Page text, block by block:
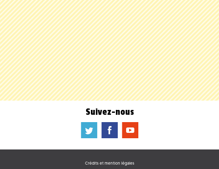
Suivez-nous
a b f
Crédits et mention légales